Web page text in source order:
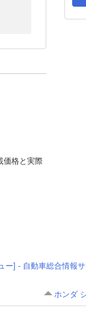
価格と実際
ー] - 自動車総合情報
ホンダ